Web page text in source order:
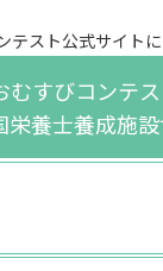
テスト公式サイトに
むすびコンテ
栄養士養成施